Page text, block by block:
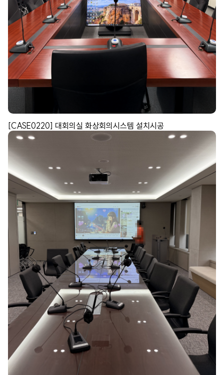
[CASE0220] 대회의실 화상회의시스템 설치시공